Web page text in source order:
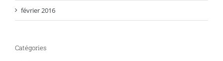
février 2016
Catégories